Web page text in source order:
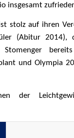
insgesamt
stolz auf ihren
(Abitur 2014),
und Olympia
der